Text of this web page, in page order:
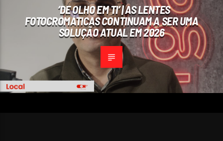
‘DE OLHO EM TI’ | AS LENTES
FOTOCROMÁTICAS CONTINUAM A SER UMA
SOLUÇÃO ATUAL EM 2026